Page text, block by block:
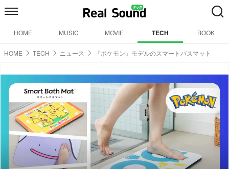
HOME MUSIC MOVIE TECH BOOK
HOME TECH ニュース 『ポケモン』モデルのスマートバスマット